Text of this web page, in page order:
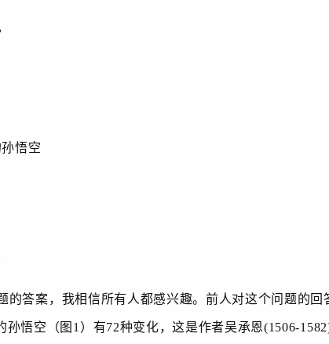
悟空
答案，我相信所有人都感兴趣。前人对这个问题的
孙悟空（图 1 ）有72种变化，这是作者吴承恩(1506-